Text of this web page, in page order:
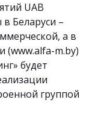
UAB
Беларуси –
а в
(www.alfa-m.by)
будет
группой